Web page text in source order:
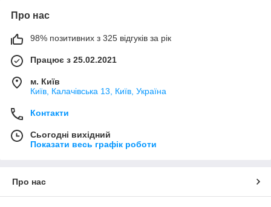
Про нас
98% позитивних з 325 відгуків за рік
Працює з 25.02.2021
м. Київ
Київ, Калачівська 13, Київ, Україна
Контакти
Сьогодні вихідний
Показати весь графік роботи
Про нас